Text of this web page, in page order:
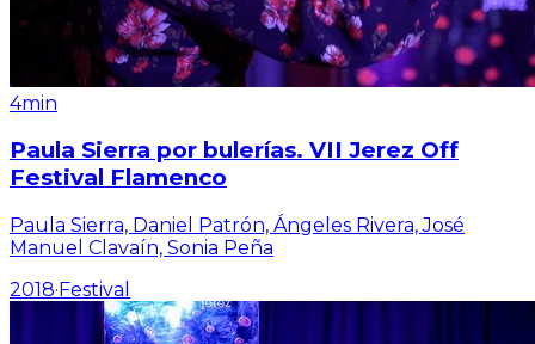
4min
Paula Sierra por bulerías. VII Jerez Off
Festival Flamenco
Paula Sierra, Daniel Patrón, Ángeles Rivera, José
Manuel Clavaín, Sonia Peña
2018·Festival